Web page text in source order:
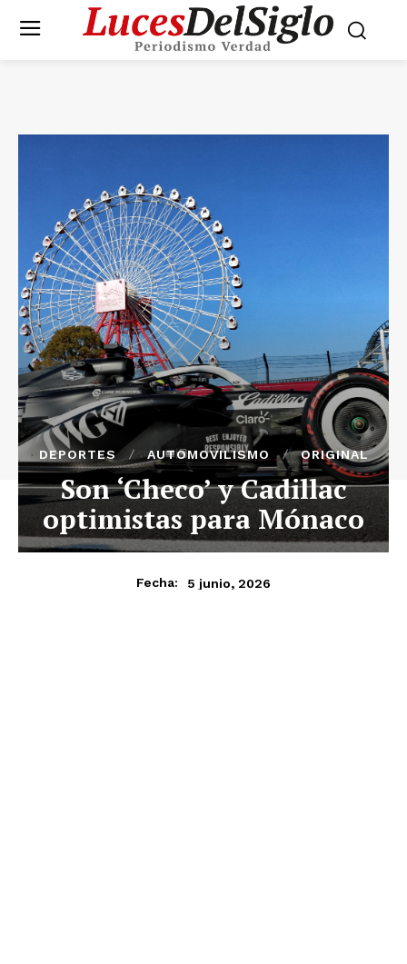
DEPORTES AUTOMOVILISMO ORIGINAL
Son ‘Checo’ y Cadillac
optimistas para Mónaco
Fecha: 5 junio, 2026